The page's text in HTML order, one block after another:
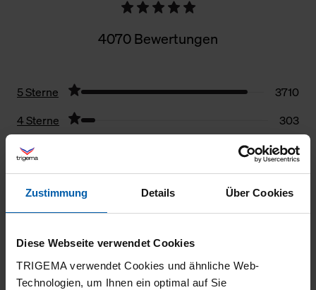
Zustimmung Details Über Cookies
Diese Webseite verwendet Cookies
TRIGEMA verwendet Cookies und ähnliche Web-
Technologien, um Ihnen ein optimal auf Sie
4070 Bewertungen
5 Sterne
3710
4 Sterne
303
3 Sterne
33
2 Sterne
16
05.08.2026